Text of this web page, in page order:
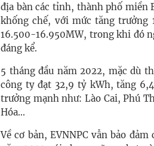
địa bàn các tỉnh, thành phố miền
khống chế, với mức tăng trưởng
16.500-16.950MW, trong khi đó
đáng kể.
5 tháng đầu năm 2022, mặc dù
công ty đạt 32,9 tỷ kWh, tăng
trưởng mạnh như: Lào Cai, Phú
Hóa...
Về cơ bản, EVNNPC vẫn bảo